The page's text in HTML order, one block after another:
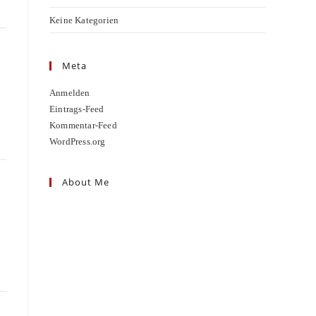
Keine Kategorien
Meta
Anmelden
Eintrags-Feed
Kommentar-Feed
WordPress.org
About Me